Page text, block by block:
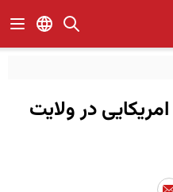
در ولایت